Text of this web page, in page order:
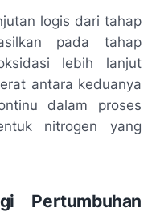
logis dari tahap
pada tahap
lebih lanjut
antara keduanya
dalam proses
nitrogen yang
Pertumbuhan